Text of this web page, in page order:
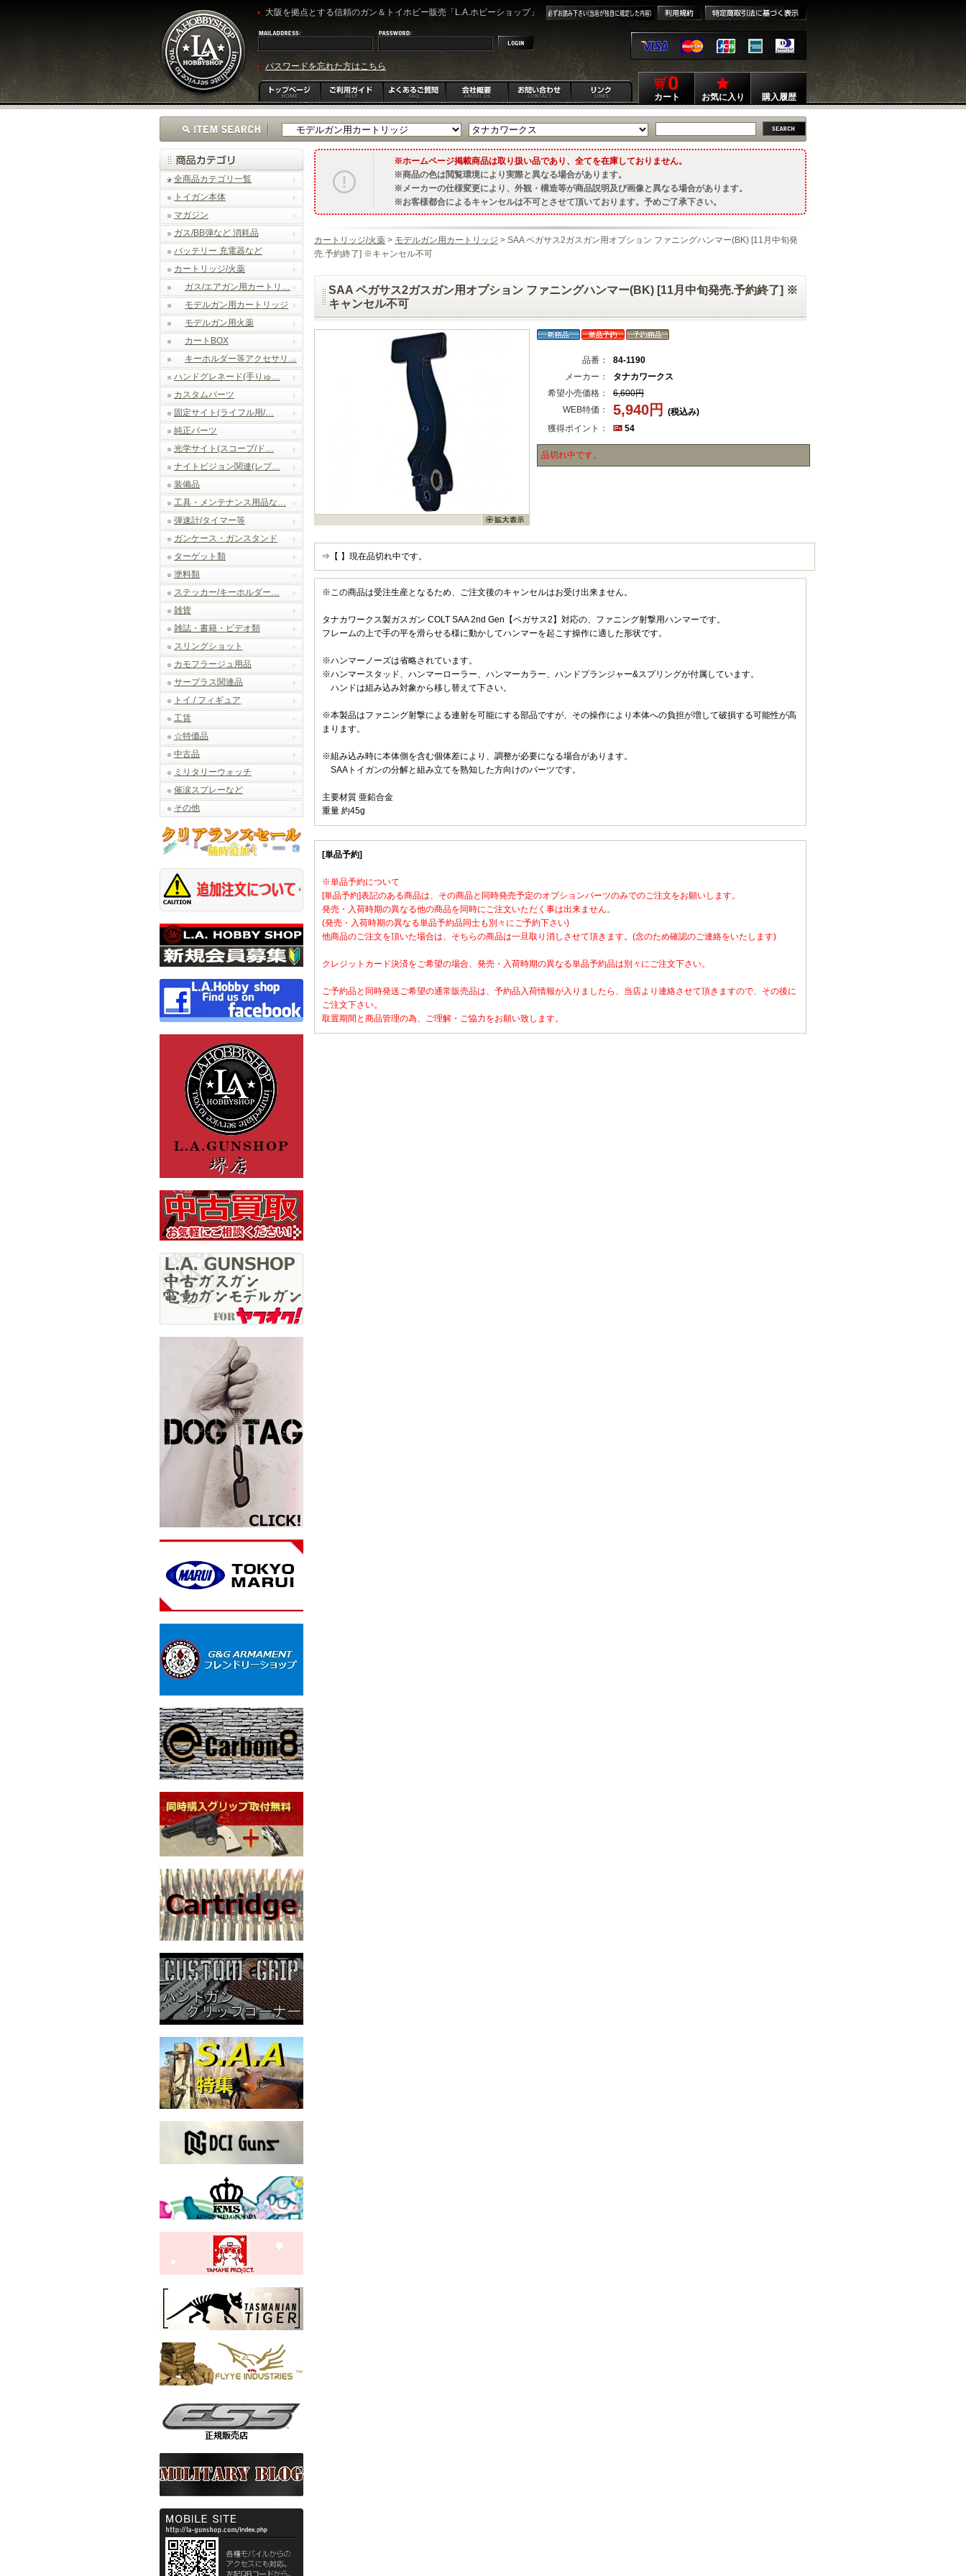
大阪を拠点とする信頼のガン＆トイホビー販売「L.A.ホビーショップ」
パスワードを忘れた方はこちら
0
カート お気に入り 購入履歴
全商品カテゴリ一覧
トイガン本体
マガジン
ガス/BB弾など 消耗品
バッテリー 充電器など
カートリッジ/火薬
ガス/エアガン用カートリ…
モデルガン用カートリッジ
モデルガン用火薬
カートBOX
キーホルダー等アクセサリ…
ハンドグレネード(手りゅ…
カスタムパーツ
固定サイト(ライフル用/…
純正パーツ
光学サイト(スコープ/ド…
ナイトビジョン関連(レプ…
装備品
工具・メンテナンス用品な…
弾速計/タイマー等
ガンケース・ガンスタンド
ターゲット類
塗料類
ステッカー/キーホルダー…
雑貨
雑誌・書籍・ビデオ類
スリングショット
カモフラージュ用品
サープラス関連品
トイ / フィギュア
工賃
☆特価品
中古品
ミリタリーウォッチ
催涙スプレーなど
その他
ホームページ掲載商品は取り扱い品であり、全てを在庫しておりません。
商品の色は閲覧環境により実際と異なる場合があります。
メーカーの仕様変更により、外観・構造等が商品説明及び画像と異なる場合があります。
お客様都合によるキャンセルは不可とさせて頂いております。予めご了承下さい。
カートリッジ/火薬 > モデルガン用カートリッジ > SAA ペガサス2ガスガン用オプション ファニングハンマー(BK) [11月中旬発
売.予約終了] ※キャンセル不可
SAA ペガサス2ガスガン用オプション ファニングハンマー(BK) [11月中旬発売.予約終了] ※
キャンセル不可
品番：
84-1190
メーカー：
タナカワークス
希望小売価格：
6,600円
WEB特価：
5,940円
(税込み)
獲得ポイント：
54
品切れ中です。
⇒【 】現在品切れ中です。
※この商品は受注生産となるため、ご注文後のキャンセルはお受け出来ません。
タナカワークス製ガスガン COLT SAA 2nd Gen【ペガサス2】対応の、ファニング射撃用ハンマーです。
フレームの上で手の平を滑らせる様に動かしてハンマーを起こす操作に適した形状です。
※ハンマーノーズは省略されています。
※ハンマースタッド、ハンマーローラー、ハンマーカラー、ハンドプランジャー&スプリングが付属しています。
ハンドは組み込み対象から移し替えて下さい。
※本製品はファニング射撃による連射を可能にする部品ですが、その操作により本体への負担が増して破損する可能性が高
まります。
※組み込み時に本体側を含む個体差により、調整が必要になる場合があります。
SAAトイガンの分解と組み立てを熟知した方向けのパーツです。
主要材質 亜鉛合金
重量 約45g
[単品予約]
※単品予約について
[単品予約]表記のある商品は、その商品と同時発売予定のオプションパーツのみでのご注文をお願いします。
発売・入荷時期の異なる他の商品を同時にご注文いただく事は出来ません。
(発売・入荷時期の異なる単品予約品同士も別々にご予約下さい)
他商品のご注文を頂いた場合は、そちらの商品は一旦取り消しさせて頂きます。(念のため確認のご連絡をいたします)
クレジットカード決済をご希望の場合、発売・入荷時期の異なる単品予約品は別々にご注文下さい。
ご予約品と同時発送ご希望の通常販売品は、予約品入荷情報が入りましたら、当店より連絡させて頂きますので、その後に
ご注文下さい。
取置期間と商品管理の為、ご理解・ご協力をお願い致します。